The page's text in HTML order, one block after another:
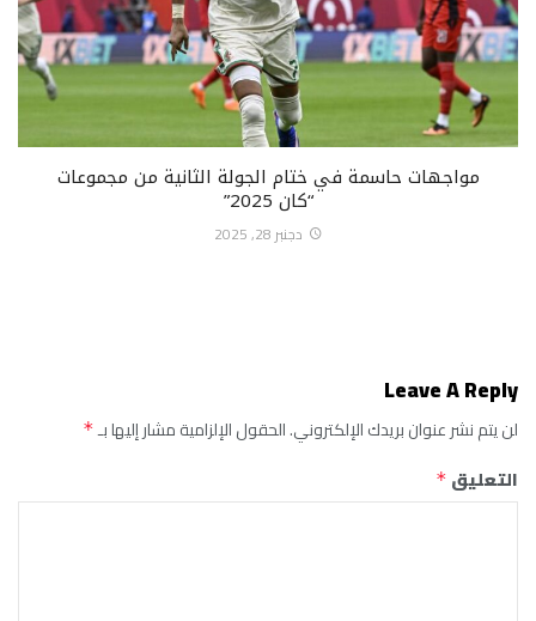
مواجهات حاسمة في ختام الجولة الثانية من مجموعات
“كان 2025”
دجنبر 28, 2025
Leave A Reply
لن يتم نشر عنوان بريدك الإلكتروني.الحقول الإلزامية مشار إليها بـ*
التعليق *